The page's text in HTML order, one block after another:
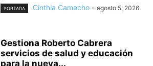
PORTADA Cinthia Camacho - agosto 5, 2026
Gestiona Roberto Cabrera
servicios de salud y educación
para la nueva...